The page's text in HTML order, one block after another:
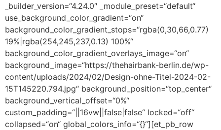
_builder_version=“4.24.0″ _module_preset=“default“
use_background_color_gradient=“on“
background_color_gradient_stops=“rgba(0,30,66,0.77)
19%|rgba(254,245,237,0.13) 100%“
background_color_gradient_overlays_image=“on“
background_image=“https://thehairbank-berlin.de/wp-
content/uploads/2024/02/Design-ohne-Titel-2024-02-
15T145220.794.jpg“ background_position=“top_center“
background_vertical_offset=“0%“
custom_padding=“||16vw||false|false“ locked=“off“
collapsed=“on“ global_colors_info=“{}“][et_pb_row